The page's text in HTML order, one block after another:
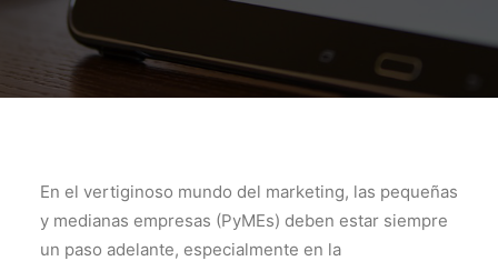
En el vertiginoso mundo del marketing, las pequeñas
y medianas empresas (PyMEs) deben estar siempre
un paso adelante, especialmente en la